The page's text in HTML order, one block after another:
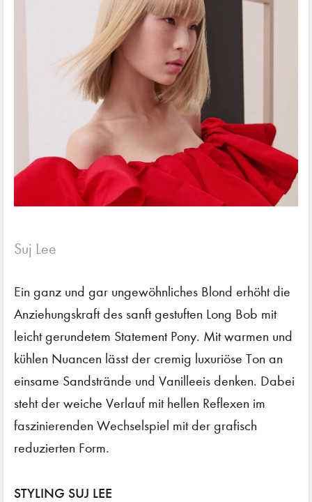
Suj Lee
Ein ganz und gar ungewöhnliches Blond erhöht die
Anziehungskraft des sanft gestuften Long Bob mit
leicht gerundetem Statement Pony. Mit warmen und
kühlen Nuancen lässt der cremig luxuriöse Ton an
einsame Sandstrände und Vanilleeis denken. Dabei
steht der weiche Verlauf mit hellen Reflexen im
faszinierenden Wechselspiel mit der grafisch
reduzierten Form.
STYLING SUJ LEE